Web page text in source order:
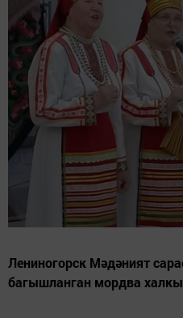
Лениногорск Мәдәният
багышланган мордва